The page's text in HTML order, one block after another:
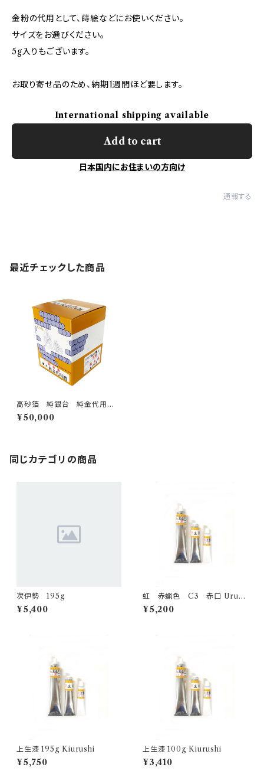
金粉の代用として、蒔絵などにお使いください。
サイズをお選びください。
5g入りもございます。
お取り寄せ品のため、納期1週間ほど要します。
International shipping available
Add to cart
日本国内にお住まいの方向け
通報する
最近チェックした商品
高砂箔 純銀台 純金代用
消 Daiyoukeshi Gold 50g
¥50,000
同じカテゴリの商品
次伊勢 195g
¥5,400
虹 赤蝋色 C3 赤口 Urush
i -Akakuchi red- 100g
¥5,200
上生漆 195g Kiurushi
¥5,750
上生漆 100g Kiurushi
¥3,410